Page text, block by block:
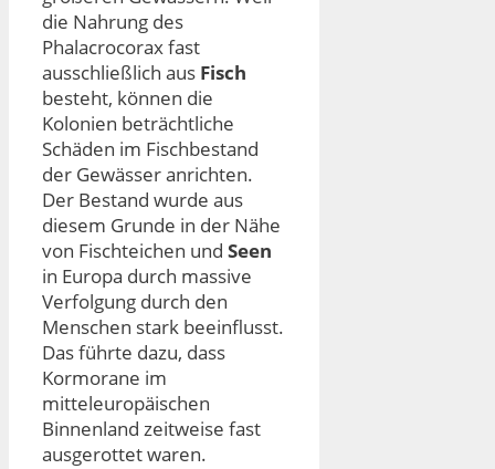
die Nahrung des
Phalacrocorax fast
ausschließlich aus Fisch
besteht, können die
Kolonien beträchtliche
Schäden im Fischbestand
der Gewässer anrichten.
Der Bestand wurde aus
diesem Grunde in der Nähe
von Fischteichen und Seen
in Europa durch massive
Verfolgung durch den
Menschen stark beeinflusst.
Das führte dazu, dass
Kormorane im
mitteleuropäischen
Binnenland zeitweise fast
ausgerottet waren.